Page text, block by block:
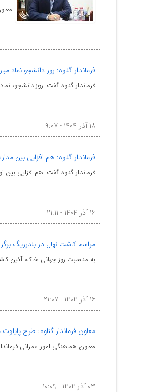
فرماندار گناوه: روز دانشجو نماد
فرماندار گناوه گفت: روز دانشجو،
۱۸ آذر ۱۴۰۴ - ۹:۰۷
فرماندار گناوه: هم افزایی بین
فرماندار گناوه گفت: هم افزایی
۱۶ آذر ۱۴۰۴ - ۲۱:۱۱
مراسم کاشت نهال در بندرریگ
به مناسبت روز جهانی خاک، آئین
۱۶ آذر ۱۴۰۴ - ۲۱:۰۷
معاون فرماندار گناوه: طرح
معاون هماهنگی امور عمرانی
۰۳ آذر ۱۴۰۴ - ۱۰:۰۹